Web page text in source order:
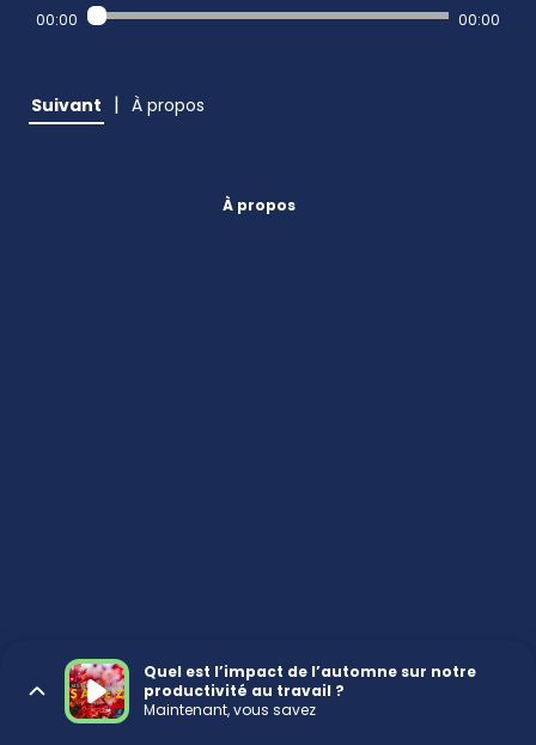
00:00 00:00
Suivant | À propos
À propos
Quel est l’impact de l’automne sur notre
productivité au travail ?
Maintenant, vous savez